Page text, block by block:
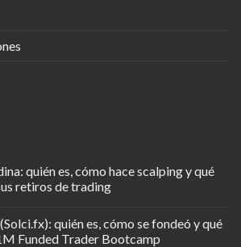
quién es, cómo hace scalping y qué
retiros de trading
quién es, cómo se fondeó y qué
Funded Trader Bootcamp